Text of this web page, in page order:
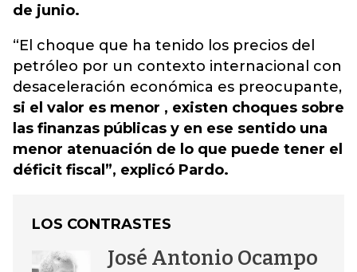
de junio.
“El choque que ha tenido los precios del
petróleo por un contexto internacional con
desaceleración económica es preocupante,
si el valor es menor , existen choques sobre
las finanzas públicas y en ese sentido una
menor atenuación de lo que puede tener el
déficit fiscal”, explicó Pardo.
LOS CONTRASTES
José Antonio Ocampo